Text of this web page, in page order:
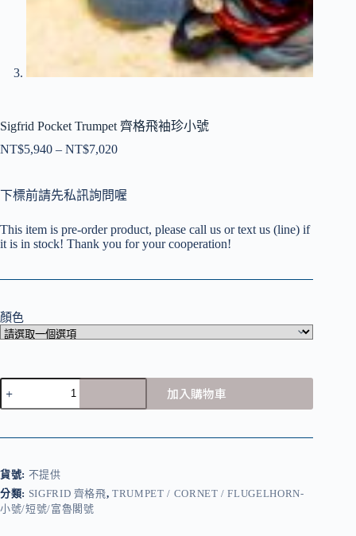
Sigfrid Pocket Trumpet 齊格飛袖珍小號
NT$5,940 – NT$7,020價
範
NT$5,940
到
下標前請先私訊詢問喔
This item is pre-order product, please call us or text us (line) if
it is in stock! Thank you for your cooperation!
顏色
Sigfrid
Pocket
Trumpet
袖
珍
小
加入購物車
貨號: 不提供
分類: SIGFRID 齊格飛,TRUMPET / CORNET / FLUGELHORN-
小號/短號/富魯閣號